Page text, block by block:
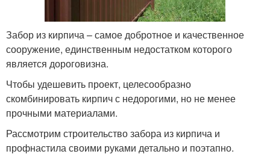
Забор из кирпича – самое добротное и качественное
сооружение, единственным недостатком которого
является дороговизна.
Чтобы удешевить проект, целесообразно
скомбинировать кирпич с недорогими, но не менее
прочными материалами.
Рассмотрим строительство забора из кирпича и
профнастила своими руками детально и поэтапно.